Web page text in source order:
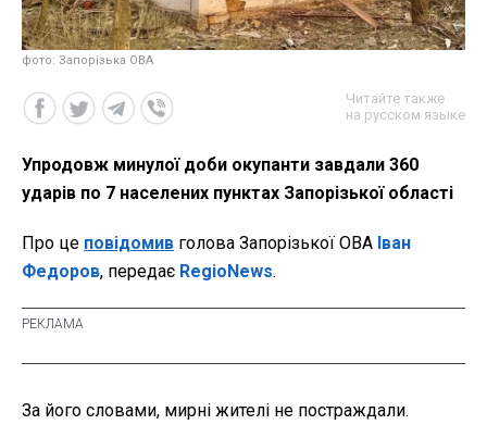
фото: Запорізька ОВА
Читайте также
на русском языке
Упродовж минулої доби окупанти завдали 360
ударів по 7 населених пунктах Запорізької області
Про це повідомив голова Запорізької ОВА Іван
Федоров, передає RegioNews.
За його словами, мирні жителі не постраждали.